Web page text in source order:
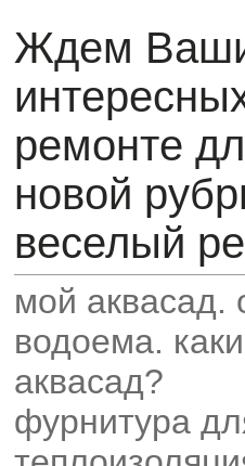
Ждем
ремонте
новой
веселый
мой аквасад.
водоема.
аквасад?
фурнитура